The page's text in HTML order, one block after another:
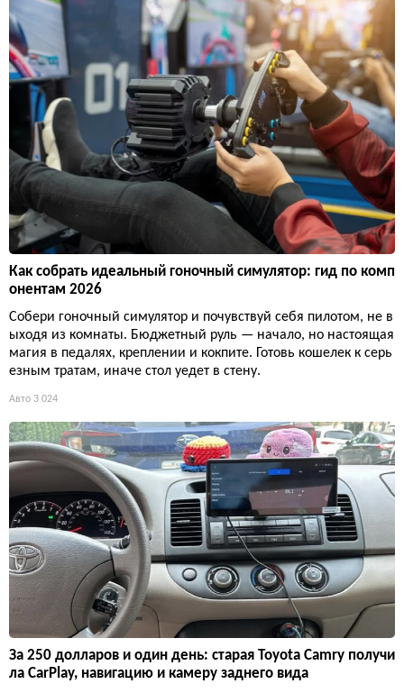
Как собрать идеальный гоночный симулятор: гид по комп
онентам 2026
Собери гоночный симулятор и почувствуй себя пилотом, не в
ыходя из комнаты. Бюджетный руль — начало, но настоящая
магия в педалях, креплении и кокпите. Готовь кошелек к серь
езным тратам, иначе стол уедет в стену.
Авто 3 024
За 250 долларов и один день: старая Toyota Camry получи
ла CarPlay, навигацию и камеру заднего вида